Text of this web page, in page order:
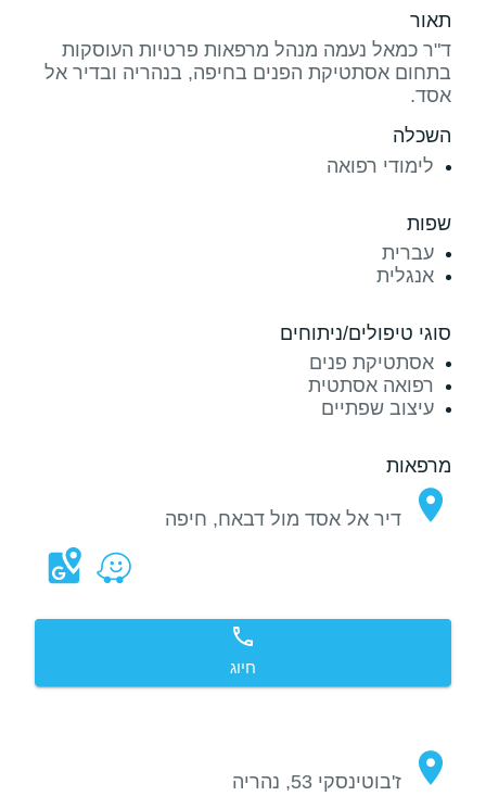
תאור
ד"ר כמאל נעמה מנהל מרפאות פרטיות העוסקות
בתחום אסתטיקת הפנים בחיפה, בנהריה ובדיר אל
אסד.
השכלה
לימודי רפואה
שפות
עברית
אנגלית
סוגי טיפולים/ניתוחים
אסתטיקת פנים
רפואה אסתטית
עיצוב שפתיים
מרפאות
דיר אל אסד מול דבאח, חיפה
חיוג
ז'בוטינסקי 53, נהריה